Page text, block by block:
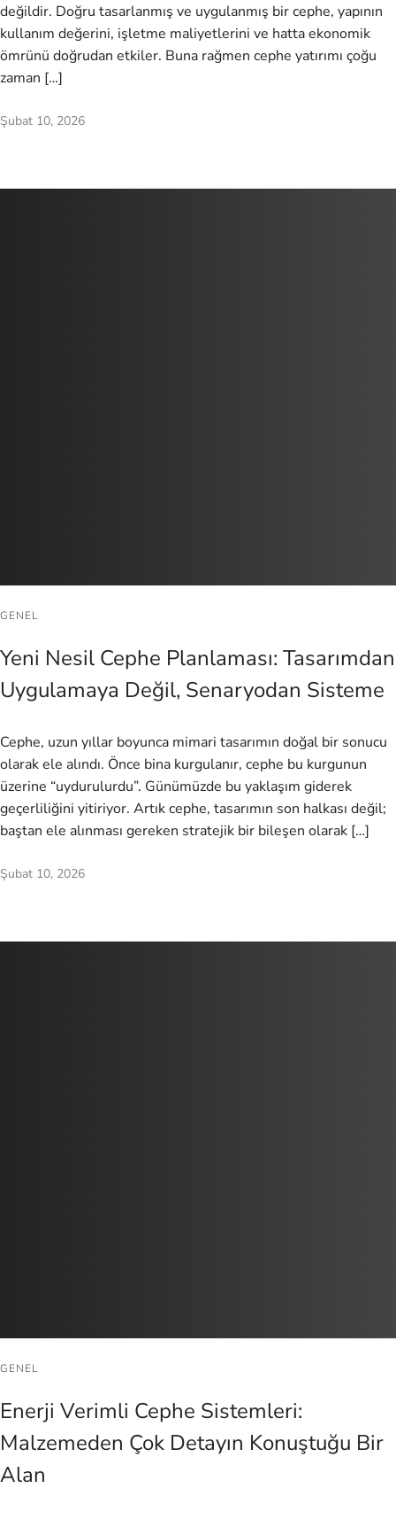
değildir. Doğru tasarlanmış ve uygulanmış bir cephe, yapının
kullanım değerini, işletme maliyetlerini ve hatta ekonomik
ömrünü doğrudan etkiler. Buna rağmen cephe yatırımı çoğu
zaman […]
Şubat 10, 2026
GENEL
Yeni Nesil Cephe Planlaması: Tasarımdan
Uygulamaya Değil, Senaryodan Sisteme
Cephe, uzun yıllar boyunca mimari tasarımın doğal bir sonucu
olarak ele alındı. Önce bina kurgulanır, cephe bu kurgunun
üzerine “uydurulurdu”. Günümüzde bu yaklaşım giderek
geçerliliğini yitiriyor. Artık cephe, tasarımın son halkası değil;
baştan ele alınması gereken stratejik bir bileşen olarak […]
Şubat 10, 2026
GENEL
Enerji Verimli Cephe Sistemleri:
Malzemeden Çok Detayın Konuştuğu Bir
Alan